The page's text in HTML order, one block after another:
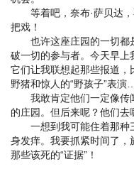
等着吧，奈布·萨贝达，
把戏！
也许这座庄园的一切都
破一切的参与者。今天早上
它们让我联想起那些报道，
野猪和惊人的“野孩子”表演
我敢肯定他们一定像传
的庄园。但后来呢？他们去
一想到我可能住着那种
身发痒。我要抓紧时间了
那些该死的“证据”！